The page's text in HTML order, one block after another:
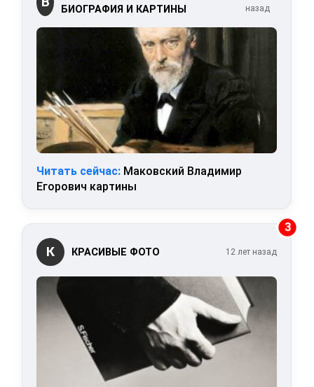
БИОГРАФИЯ И КАРТИНЫ
назад
Читать сейчас: Маковский Владимир
Егорович картины
3
К КРАСИВЫЕ ФОТО 12 лет назад